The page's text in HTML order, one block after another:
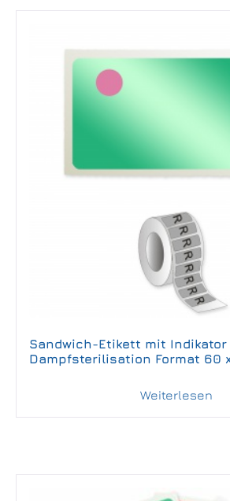
Sandwich-Etikett mit
Dampfsterilisation Format 60
Weiterlesen